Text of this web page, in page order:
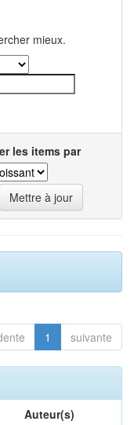
mieux.
les items par
1 suivante
Auteur(s)